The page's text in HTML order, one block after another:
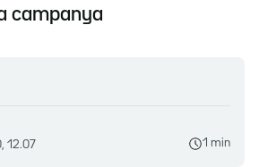
campanya
12.07 1 min